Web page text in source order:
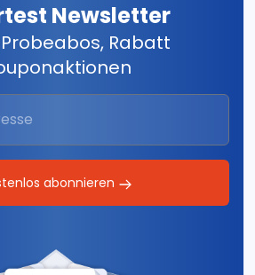
Newsletter
Rabatt
abonnieren